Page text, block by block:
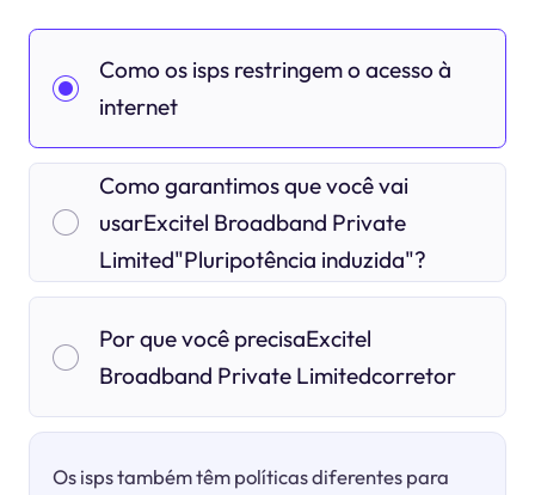
Como os isps restringem o acesso à
internet
Como garantimos que você vai
usarExcitel Broadband Private
Limited"Pluripotência induzida"?
Por que você precisaExcitel
Broadband Private Limitedcorretor
Os isps também têm políticas diferentes para